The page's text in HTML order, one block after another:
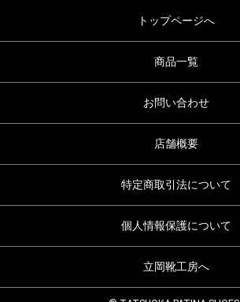
トップページへ
商品一覧
お問い合わせ
店舗概要
特定商取引法について
個人情報保護について
立岡靴工房へ